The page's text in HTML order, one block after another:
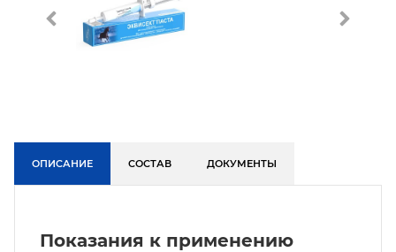
ОПИСАНИЕ СОСТАВ ДОКУМЕНТЫ
Показания к применению